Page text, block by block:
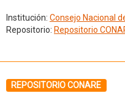
Institución: Consejo Nacional
Repositorio: Repositorio
REPOSITORIO CONARE